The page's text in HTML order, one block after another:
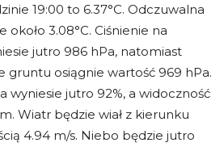
19:00 to 6.37°C. Odczuwalna
3.08°C. Ciśnienie na
jutro 986 hPa, natomiast
gruntu osiągnie wartość 969 hPa.
wyniesie jutro 92%, a widoczność
Wiatr będzie wiał z kierunku
4.94 m/s. Niebo będzie jutro